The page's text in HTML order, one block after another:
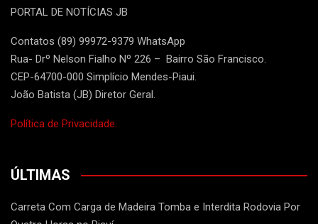
PORTAL DE NOTÍCIAS JB
Contatos (89) 99972-9379 WhatsApp
Rua- Drº Nelson Fialho Nº 226 – Bairro São Francisco.
CEP-64700-000 Simplício Mendes-Piaui.
João Batista (JB) Diretor Geral.
Política de Privacidade.
ÚLTIMAS
Carreta Com Carga de Madeira Tomba e Interdita Rodovia Por